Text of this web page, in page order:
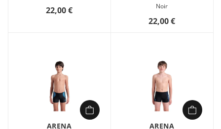
22,00 €
Noir
22,00 €
ARENA ARENA